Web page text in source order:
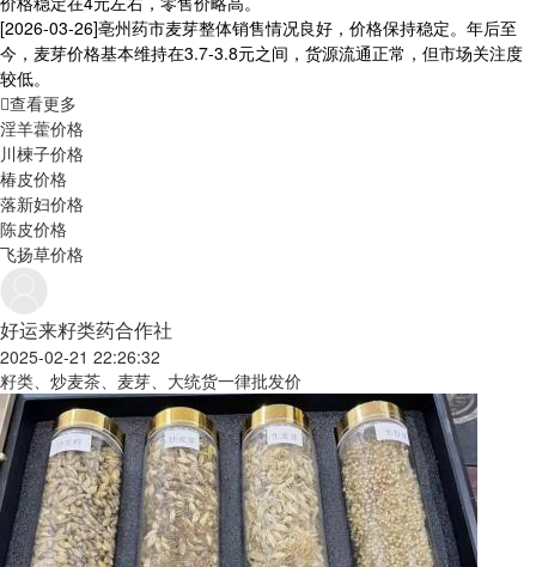
[2026-03-26]亳州药市麦芽整体销售情况良好，价格保持稳定。年后至
今，麦芽价格基本维持在3.7-3.8元之间，货源流通正常，但市场关注度
较低。
查看更多
淫羊藿价格
川楝子价格
椿皮价格
落新妇价格
陈皮价格
飞扬草价格
好运来籽类药合作社
2025-02-21 22:26:32
籽类、炒麦茶、麦芽、大统货一律批发价